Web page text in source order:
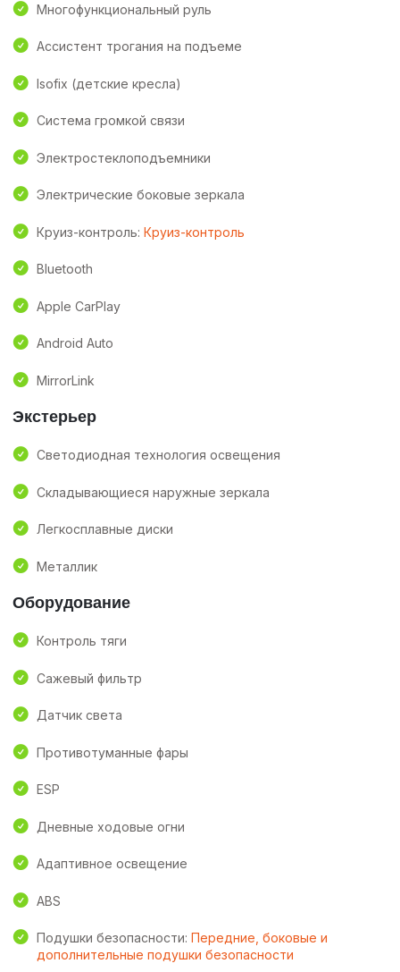
Многофункциональный руль
Ассистент трогания на подъеме
Isofix (детские кресла)
Система громкой связи
Электростеклоподъемники
Электрические боковые зеркала
Круиз-контроль: Круиз-контроль
Bluetooth
Apple CarPlay
Android Auto
MirrorLink
Экстерьер
Светодиодная технология освещения
Складывающиеся наружные зеркала
Легкосплавные диски
Металлик
Оборудование
Контроль тяги
Сажевый фильтр
Датчик света
Противотуманные фары
ESP
Дневные ходовые огни
Адаптивное освещение
ABS
Подушки безопасности: Передние, боковые и
дополнительные подушки безопасности